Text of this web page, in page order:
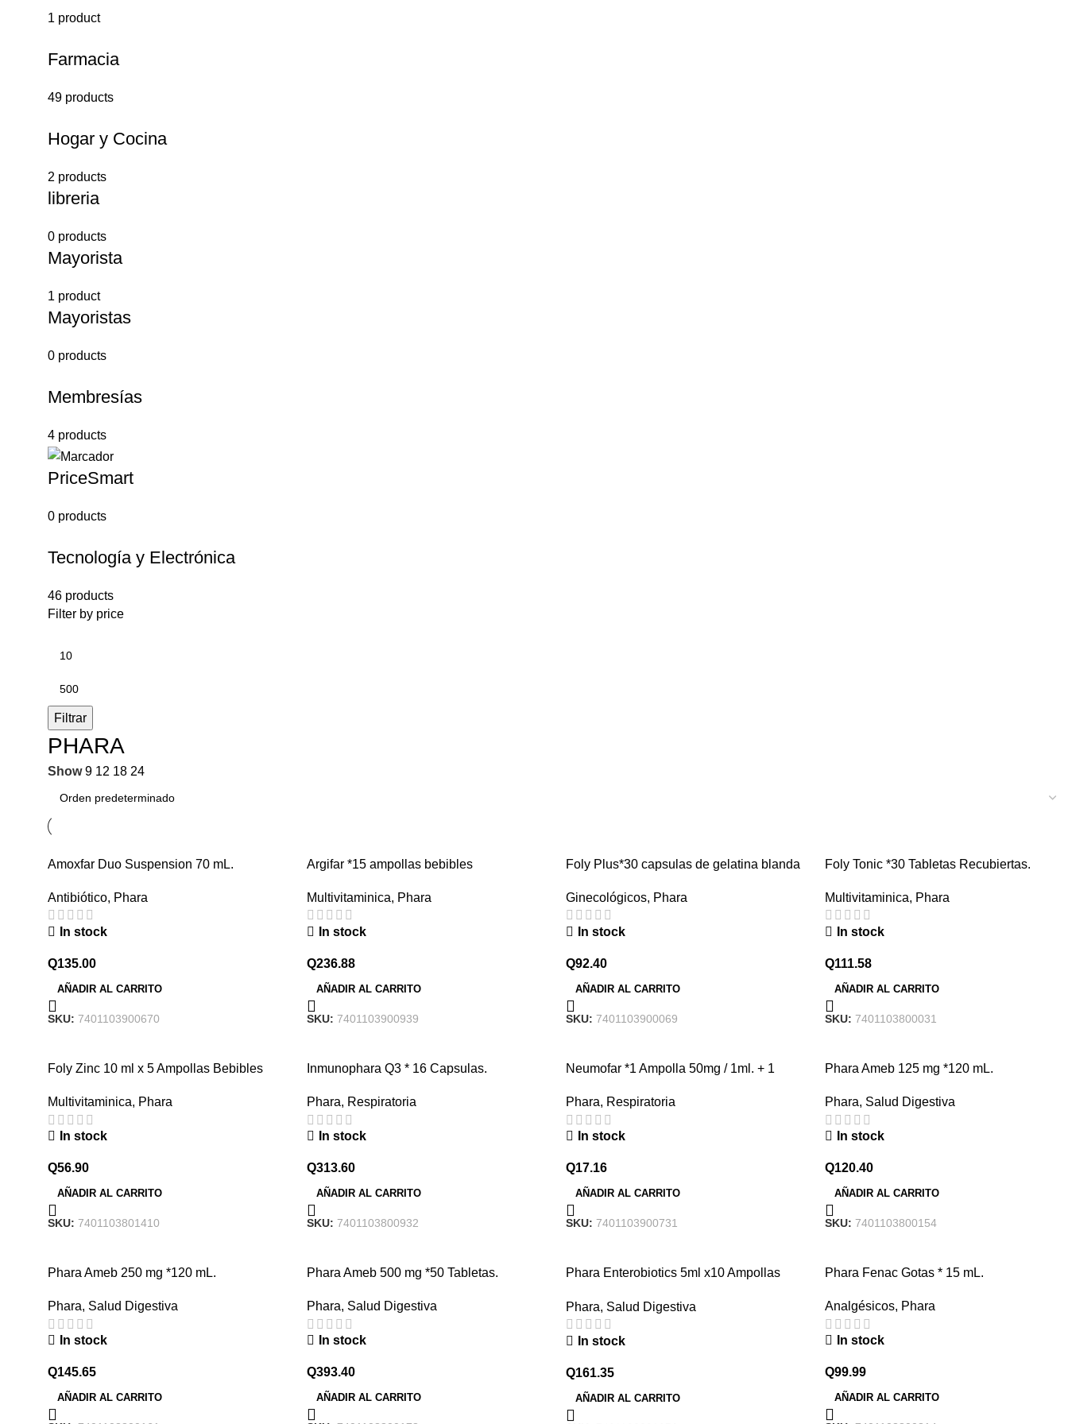
1 product
Farmacia
49 products
Hogar y Cocina
2 products
libreria
0 products
Mayorista
1 product
Mayoristas
0 products
Membresías
4 products
PriceSmart
0 products
Tecnología y Electrónica
46 products
Filter by price
Filtrar
PHARA
Show9 12 18 24
Amoxfar Duo Suspension 70 mL.
Antibiótico, Phara
In stock
Q135.00
AÑADIR AL CARRITO
SKU: 7401103900670
Argifar *15 ampollas bebibles
Multivitaminica, Phara
In stock
Q236.88
AÑADIR AL CARRITO
SKU: 7401103900939
Foly Plus*30 capsulas de gelatina blanda
Ginecológicos, Phara
In stock
Q92.40
AÑADIR AL CARRITO
SKU: 7401103900069
Foly Tonic *30 Tabletas Recubiertas.
Multivitaminica, Phara
In stock
Q111.58
AÑADIR AL CARRITO
SKU: 7401103800031
Foly Zinc 10 ml x 5 Ampollas Bebibles
Multivitaminica, Phara
In stock
Q56.90
AÑADIR AL CARRITO
SKU: 7401103801410
Inmunophara Q3 * 16 Capsulas.
Phara, Respiratoria
In stock
Q313.60
AÑADIR AL CARRITO
SKU: 7401103800932
Neumofar *1 Ampolla 50mg / 1ml. + 1
Phara, Respiratoria
In stock
Q17.16
AÑADIR AL CARRITO
SKU: 7401103900731
Phara Ameb 125 mg *120 mL.
Phara, Salud Digestiva
In stock
Q120.40
AÑADIR AL CARRITO
SKU: 7401103800154
Phara Ameb 250 mg *120 mL.
Phara, Salud Digestiva
In stock
Q145.65
AÑADIR AL CARRITO
Phara Ameb 500 mg *50 Tabletas.
Phara, Salud Digestiva
In stock
Q393.40
AÑADIR AL CARRITO
Phara Enterobiotics 5ml x10 Ampollas
Phara, Salud Digestiva
In stock
Q161.35
AÑADIR AL CARRITO
Phara Fenac Gotas * 15 mL.
Analgésicos, Phara
In stock
Q99.99
AÑADIR AL CARRITO